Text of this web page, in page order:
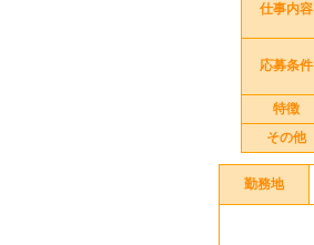
仕事内容
応募条件
特徴
その他
勤務地